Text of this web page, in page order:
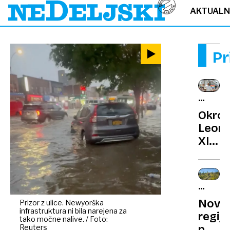
Prizor z ulice. Newyorška
infrastruktura ni bila narejena za
tako močne nalive. / Foto:
Reuters
VELIKI
XIV.:
in
boj
se
PO
Novi